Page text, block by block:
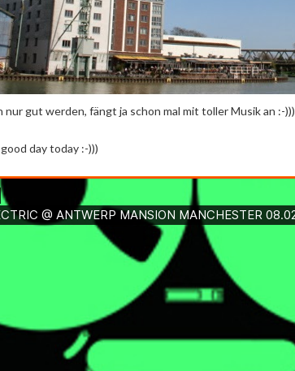
nur gut werden, fängt ja schon mal mit toller Musik an :-)))
day today :-)))